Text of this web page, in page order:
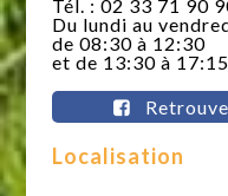
Tél. : 02 33 71 90
Du lundi au
de 08:30 à 12:30
et de 13:30 à 17:15
Localisation